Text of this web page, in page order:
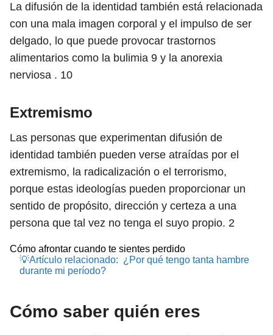
La difusión de la identidad también está relacionada
con una mala imagen corporal y el impulso de ser
delgado, lo que puede provocar trastornos
alimentarios como la bulimia 9 y la anorexia
nerviosa . 10
Extremismo
Las personas que experimentan difusión de
identidad también pueden verse atraídas por el
extremismo, la radicalización o el terrorismo,
porque estas ideologías pueden proporcionar un
sentido de propósito, dirección y certeza a una
persona que tal vez no tenga el suyo propio. 2
Cómo afrontar cuando te sientes perdido
💡Artículo relacionado: ¿Por qué tengo tanta hambre
durante mi período?
Cómo saber quién eres